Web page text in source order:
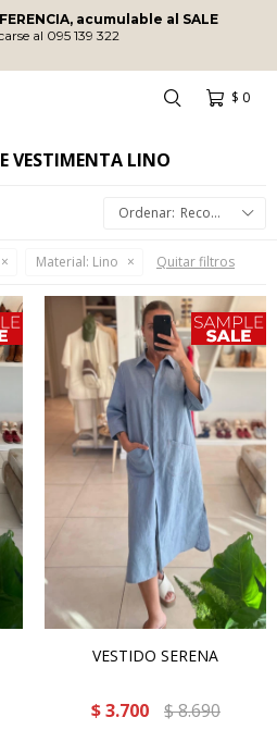
acumulable al SALE
al 095 139 322
$ 0
VESTIMENTA LINO
Recomendados
Material: Lino Quitar filtros
VESTIDO SERENA
$ 3.700 $8.690